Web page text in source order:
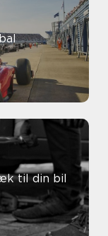
til din bil